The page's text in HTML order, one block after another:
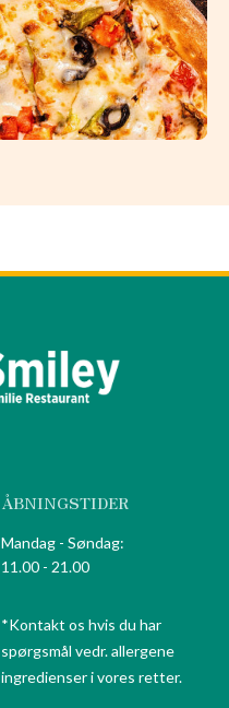
ÅBNINGSTIDER
Mandag - Søndag:
11.00 - 21.00
*Kontakt os hvis du har
spørgsmål vedr. allergene
ingredienser i vores retter.